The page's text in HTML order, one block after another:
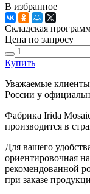
В избранное
Складская
Цена по запросу
Купить
Уважаемые
России у
Фабрика Irida
производится в
Для вашего
ориентировочная
рекомендованной
при заказе